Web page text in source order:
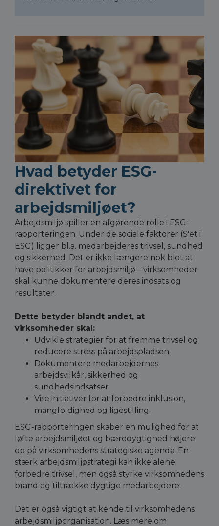
Hvad betyder ESG-
direktivet for
arbejdsmiljøet?
Arbejdsmiljø spiller en afgørende rolle i ESG-
rapporteringen. Under de sociale faktorer (S'et i
ESG) ligger bl.a. medarbejderes trivsel, sundhed
og sikkerhed. Det er ikke længere nok blot at
have politikker for arbejdsmiljø – virksomheder
skal kunne dokumentere deres indsats og
resultater.
Dette betyder blandt andet, at
virksomheder skal:
Udvikle strategier for at fremme trivsel og
reducere stress på arbejdspladsen.
Dokumentere medarbejdernes
arbejdsvilkår, sikkerhed og
sundhedsindsatser.
Vise initiativer for at forbedre inklusion,
mangfoldighed og ligestilling.
ESG-rapporteringen skaber en mulighed for at
løfte arbejdsmiljøet og bæredygtighed højere
op på virksomhedens strategiske agenda. En
stærk arbejdsmiljøstrategi kan ikke alene
forbedre trivsel, men også styrke virksomhedens
brand og tiltrække dygtige medarbejdere.
Det er også vigtigt at kende til virksomhedens
arbejdsmiljøorganisation. Læs mere om